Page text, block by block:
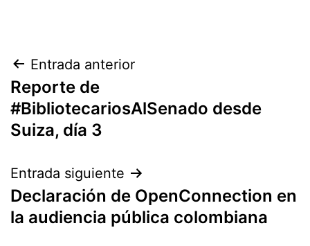
Navegación
de
entradas
Entrada anterior
Reporte de
#BibliotecariosAlSenado desde
Suiza, día 3
Entrada siguiente
Declaración de OpenConnection en
la audiencia pública colombiana